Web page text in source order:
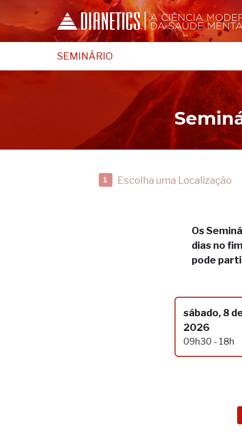
SEMINÁRIO
1 Escolha uma Localização
Os
dias no
pode
sábado, 8
2026
09h30 - 18h